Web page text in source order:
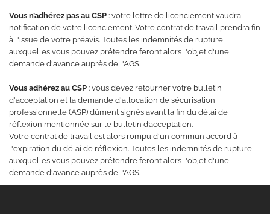
Vous n’adhérez pas au CSP : votre lettre de licenciement vaudra
notification de votre licenciement. Votre contrat de travail prendra fin
à l'issue de votre préavis. Toutes les indemnités de rupture
auxquelles vous pouvez prétendre feront alors l'objet d'une
demande d'avance auprès de l'AGS.
Vous adhérez au CSP : vous devez retourner votre bulletin
d'acceptation et la demande d'allocation de sécurisation
professionnelle (ASP) dûment signés avant la fin du délai de
réflexion mentionnée sur le bulletin d’acceptation.
Votre contrat de travail est alors rompu d'un commun accord à
l'expiration du délai de réflexion. Toutes les indemnités de rupture
auxquelles vous pouvez prétendre feront alors l'objet d'une
demande d'avance auprès de l'AGS.